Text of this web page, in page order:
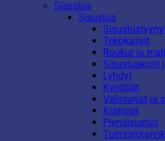
Sisustus
Sisustus
Tekokasvit
Ruukut ja
Sisustuskorit
Lyhdyt
Kynttilät
Valosarjat ja
Kranssit
Piensisustus